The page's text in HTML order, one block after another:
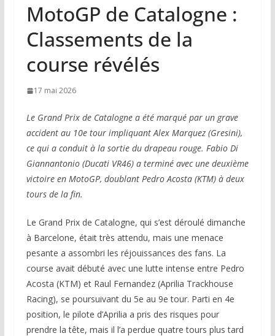
MotoGP de Catalogne :
Classements de la
course révélés
17 mai 2026
Le Grand Prix de Catalogne a été marqué par un grave
accident au 10e tour impliquant Alex Marquez (Gresini),
ce qui a conduit à la sortie du drapeau rouge. Fabio Di
Giannantonio (Ducati VR46) a terminé avec une deuxième
victoire en MotoGP, doublant Pedro Acosta (KTM) à deux
tours de la fin.
Le Grand Prix de Catalogne, qui s’est déroulé dimanche
à Barcelone, était très attendu, mais une menace
pesante a assombri les réjouissances des fans. La
course avait débuté avec une lutte intense entre Pedro
Acosta (KTM) et Raul Fernandez (Aprilia Trackhouse
Racing), se poursuivant du 5e au 9e tour. Parti en 4e
position, le pilote d’Aprilia a pris des risques pour
prendre la tête, mais il l’a perdue quatre tours plus tard